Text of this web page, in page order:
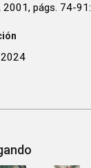
2001, págs. 74-91:
2024